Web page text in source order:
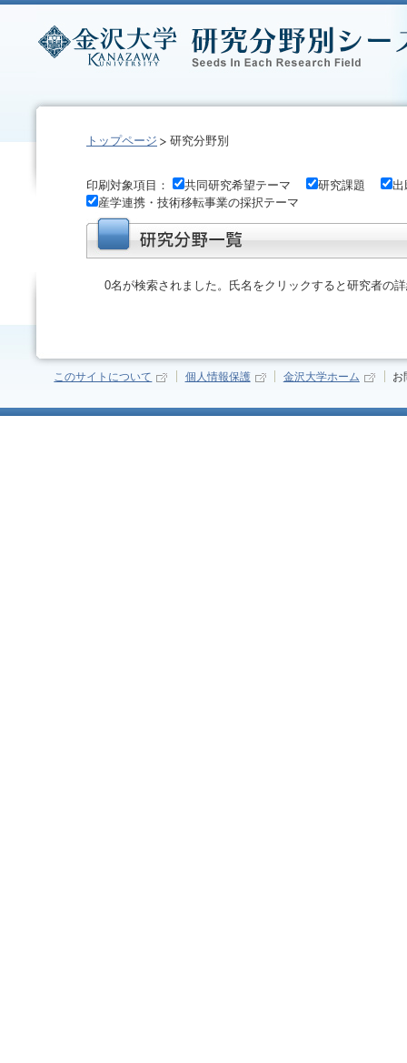
トップページ 研究分野別
印刷対象項目： 共同研究希望テーマ 研究課題
出
産学連携・技術移転事業の採択テーマ
0名が検索されました。氏名をクリックすると研究者の
このサイトについて 個人情報保護 金沢大学ホーム お